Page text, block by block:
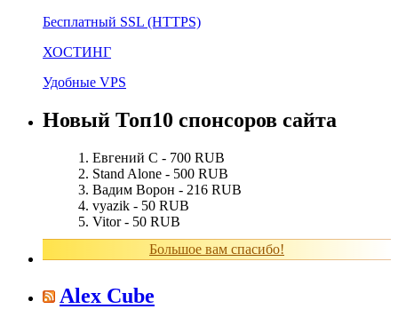
Бесплатный SSL (HTTPS)
ХОСТИНГ
Удобные VPS
Новый Топ10 спонсоров сайта
Евгений С - 700 RUB
Stand Alone - 500 RUB
Вадим Ворон - 216 RUB
vyazik - 50 RUB
Vitor - 50 RUB
Большое вам спасибо!
Alex Cube